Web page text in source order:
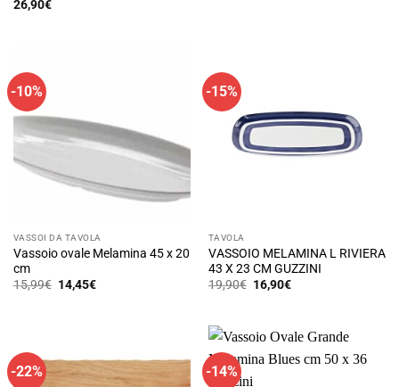
26,90€
-10%
VASSOI DA TAVOLA
Vassoio ovale Melamina 45 x 20
cm
15,99€ Il
prezzo
14,45€Il
-15%
TAVOLA
VASSOIO MELAMINA L RIVIERA
43 X 23 CM GUZZINI
19,90€ Il
prezzo
19,90€.
16,90€Il
16,90€.
-22% -14%